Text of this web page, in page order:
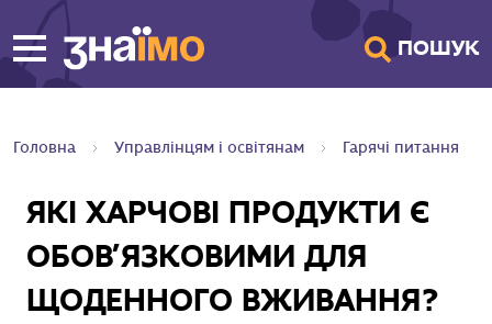
ПЕРЕЙТИ ДО
ГОЛОВНОГО
ПОШУК
Головна Управлінцям і освітянам Гарячі питання
ЯКІ ХАРЧОВІ ПРОДУКТИ Є
ОБОВ’ЯЗКОВИМИ ДЛЯ
ЩОДЕННОГО ВЖИВАННЯ?